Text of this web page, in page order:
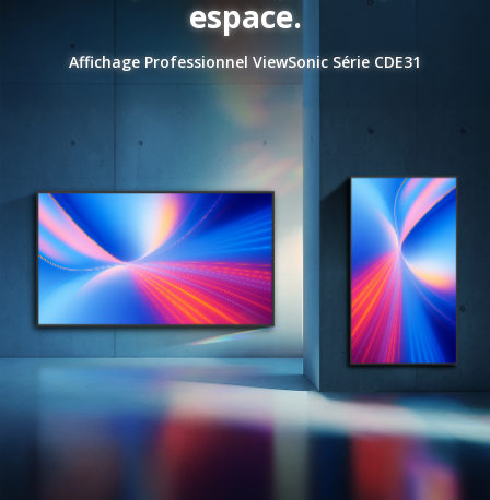
espace.
Affichage Professionnel ViewSonic Série CDE31